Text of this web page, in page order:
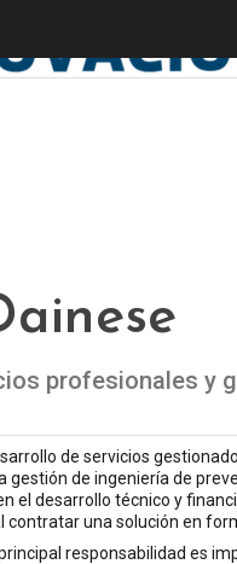
profesionales y
de servicios
gestión de ingeniería de
el desarrollo técnico y
una solución en
responsabilidad es